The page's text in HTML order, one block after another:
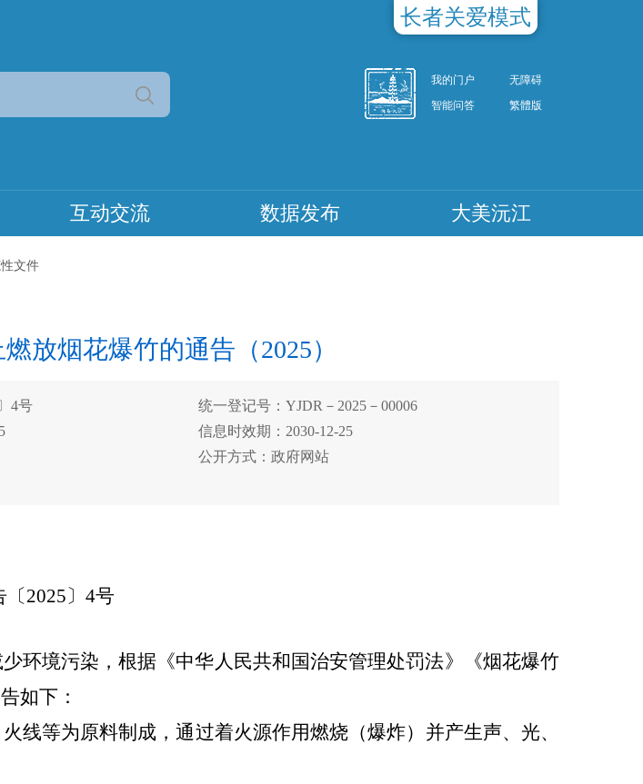
我的门户
无障碍
智能问答
繁體版
互动交流 数据发布 大美沅江
文件
放烟花爆竹的通告（2025）
4号
统一登记号：YJDR－2025－00006
信息时效期：2030-12-25
公开方式：政府网站
〔2025〕 4号
环境污染，根据《中华人民共和国治安管理处罚法》《烟花爆竹
如下：
线等为原料制成，通过着火源作用燃烧（爆炸）并产生声、光、
长者关爱模式